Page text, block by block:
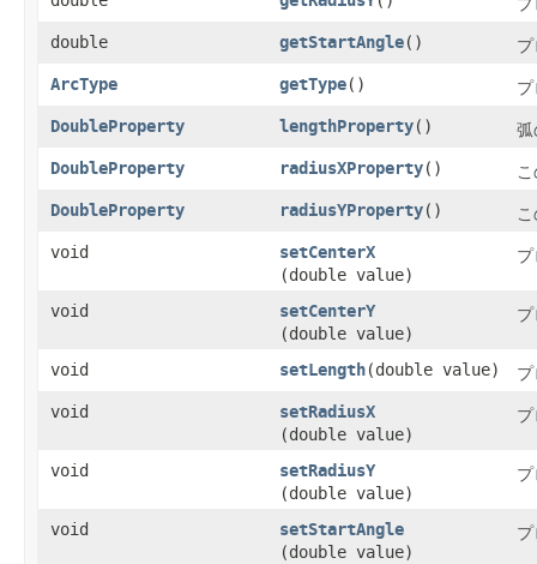
double getStartAngle()
ArcType getType()
DoubleProperty lengthProperty() 弧
DoubleProperty radiusXProperty()
DoubleProperty radiusYProperty()
void setCenterX
(double value)
void setCenterY
(double value)
void setLength​(double value)
void setRadiusX
(double value)
void setRadiusY
(double value)
void setStartAngle
(double value)